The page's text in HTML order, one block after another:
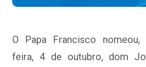
O Papa Francisco nomeou,
feira, 4 de outubro, dom